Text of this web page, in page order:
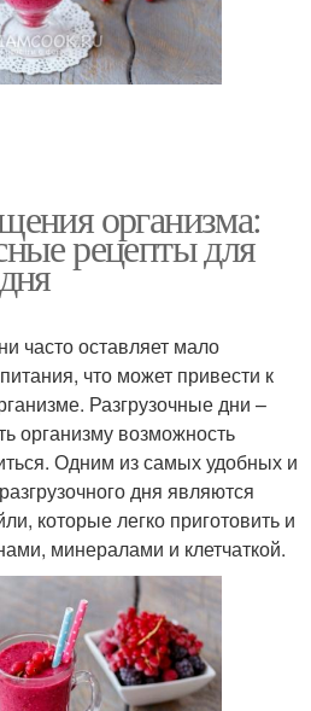
организма:
рецепты для
часто оставляет мало
что может привести к
Разгрузочные дни –
организму возможность
Одним из самых удобных и
дня являются
которые легко приготовить и
минералами и клетчаткой.